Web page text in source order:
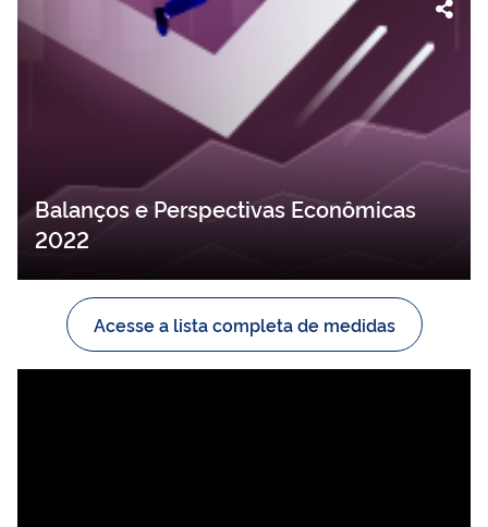
Balanços e Perspectivas Econômicas
2022
Acesse a lista completa de medidas